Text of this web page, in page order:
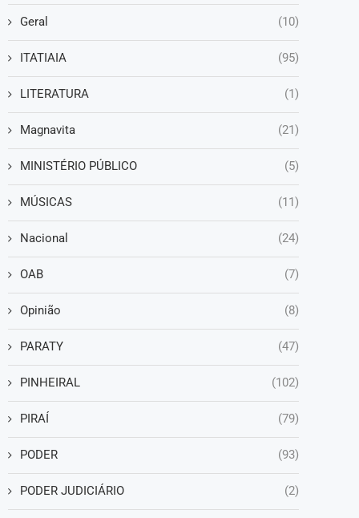
Geral (10)
ITATIAIA (95)
LITERATURA (1)
Magnavita (21)
MINISTÉRIO PÚBLICO (5)
MÚSICAS (11)
Nacional (24)
OAB (7)
Opinião (8)
PARATY (47)
PINHEIRAL (102)
PIRAÍ (79)
PODER (93)
PODER JUDICIÁRIO (2)